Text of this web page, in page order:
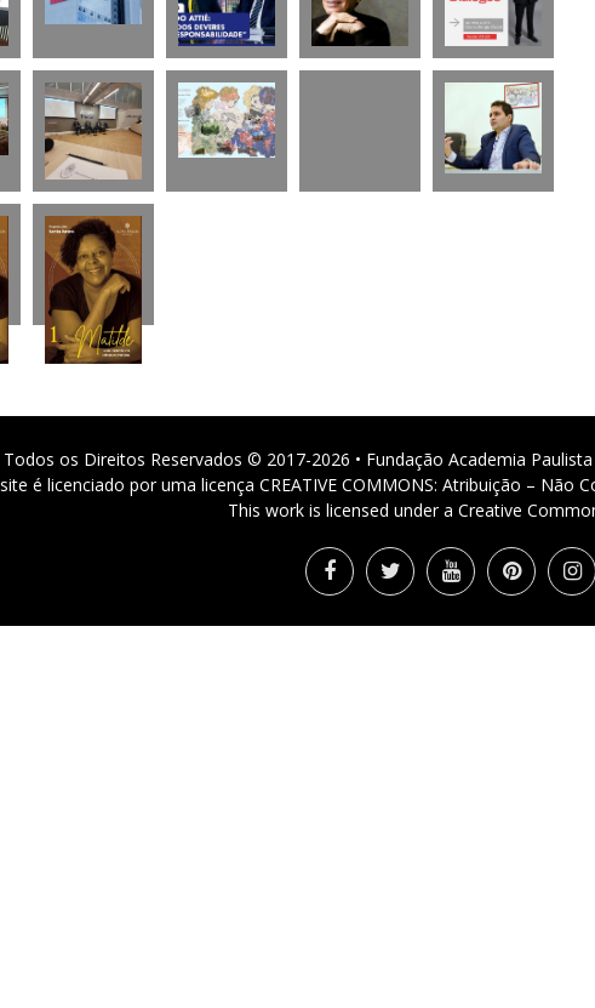
Todos os Direitos Reservados © 2017-2026 • Fundação Academia
é licenciado por uma licença CREATIVE COMMONS: Atribuição – Não
This work is licensed under a Creative